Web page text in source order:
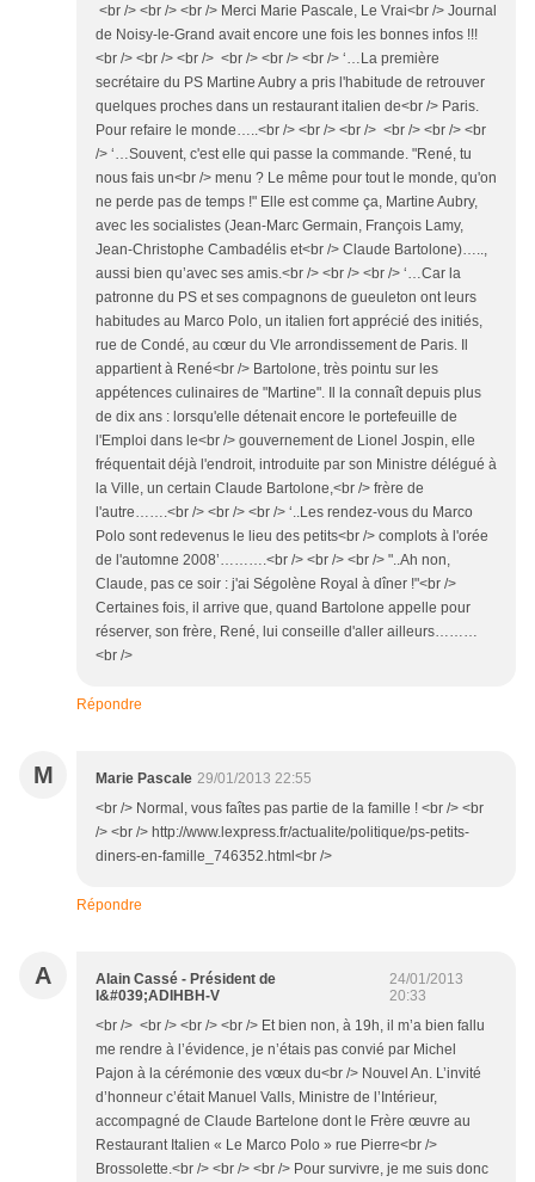
<br /> <br /> <br /> Merci Marie Pascale, Le Vrai<br /> Journal
de Noisy-le-Grand avait encore une fois les bonnes infos !!!
<br /> <br /> <br /> <br /> <br /> <br /> ‘…La première
secrétaire du PS Martine Aubry a pris l'habitude de retrouver
quelques proches dans un restaurant italien de<br /> Paris.
Pour refaire le monde…..<br /> <br /> <br /> <br /> <br /> <br
/> ‘…Souvent, c'est elle qui passe la commande. "René, tu
nous fais un<br /> menu ? Le même pour tout le monde, qu'on
ne perde pas de temps !" Elle est comme ça, Martine Aubry,
avec les socialistes (Jean-Marc Germain, François Lamy,
Jean-Christophe Cambadélis et<br /> Claude Bartolone)…..,
aussi bien qu’avec ses amis.<br /> <br /> <br /> ‘…Car la
patronne du PS et ses compagnons de gueuleton ont leurs
habitudes au Marco Polo, un italien fort apprécié des initiés,
rue de Condé, au cœur du VIe arrondissement de Paris. Il
appartient à René<br /> Bartolone, très pointu sur les
appétences culinaires de "Martine". Il la connaît depuis plus
de dix ans : lorsqu'elle détenait encore le portefeuille de
l'Emploi dans le<br /> gouvernement de Lionel Jospin, elle
fréquentait déjà l'endroit, introduite par son Ministre délégué à
la Ville, un certain Claude Bartolone,<br /> frère de
l'autre…….<br /> <br /> <br /> ‘..Les rendez-vous du Marco
Polo sont redevenus le lieu des petits<br /> complots à l'orée
de l'automne 2008’……….<br /> <br /> <br /> "..Ah non,
Claude, pas ce soir : j'ai Ségolène Royal à dîner !"<br />
Certaines fois, il arrive que, quand Bartolone appelle pour
réserver, son frère, René, lui conseille d'aller ailleurs………
<br />
Répondre
M Marie Pascale 29/01/2013 22:55
<br /> Normal, vous faîtes pas partie de la famille ! <br /> <br
/> <br /> http://www.lexpress.fr/actualite/politique/ps-petits-
diners-en-famille_746352.html<br />
Répondre
A
Alain Cassé - Président de
l&#039;ADIHBH-V
24/01/2013
20:33
<br /> <br /> <br /> <br /> Et bien non, à 19h, il m’a bien fallu
me rendre à l’évidence, je n’étais pas convié par Michel
Pajon à la cérémonie des vœux du<br /> Nouvel An. L’invité
d’honneur c’était Manuel Valls, Ministre de l’Intérieur,
accompagné de Claude Bartelone dont le Frère œuvre au
Restaurant Italien « Le Marco Polo » rue Pierre<br />
Brossolette.<br /> <br /> <br /> Pour survivre, je me suis donc